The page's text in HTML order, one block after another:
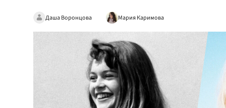
Даша Воронцова Мария Каримова